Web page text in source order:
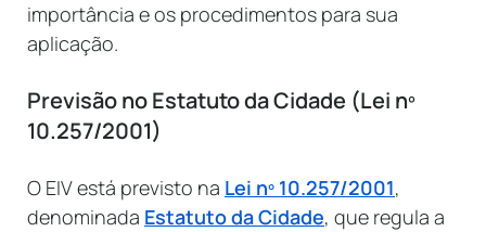
importância e os procedimentos para sua
aplicação.
Previsão no Estatuto da Cidade (Lei nº
10.257/2001)
O EIV está previsto na Lei nº 10.257/2001,
denominada Estatuto da Cidade, que regula a